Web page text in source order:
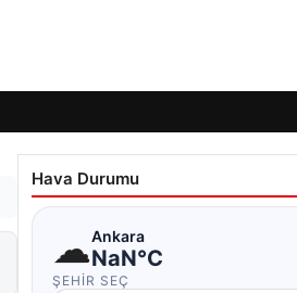
Hava Durumu
☁Ankara
NaN°C
ŞEHIR SEÇ